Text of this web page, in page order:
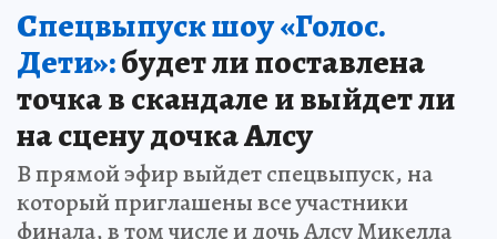
Спецвыпуск шоу «Голос.
Дети»:будет ли поставлена
точка в скандале и выйдет ли
на сцену дочка Алсу
В прямой эфир выйдет спецвыпуск, на
который приглашены все участники
финала, в том числе и дочь Алсу Микелла